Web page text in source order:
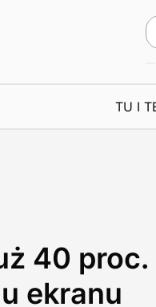
TU I
40 proc.
ekranu